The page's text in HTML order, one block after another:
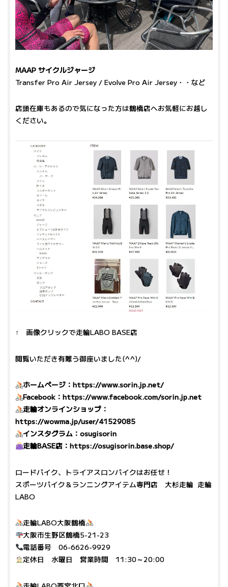
MAAP サイクルジャージ
Transfer Pro Air Jersey / Evolve Pro Air Jersey・・など
店頭在庫もあるので気になった方は鶴橋店へお気軽にお越し
ください。
↑ 画像クリックで走輪LABO BASE店
閲覧いただき有難う御座いました(^^)/
ホームページ：https://www.sorin.jp.net/
Facebook：https://www.facebook.com/sorin.jp.net
走輪オンラインショップ：
https://wowma.jp/user/41529085
インスタグラム：osugisorin
走輪BASE店：https://osugisorin.base.shop/
ロードバイク、トライアスロンバイクはお任せ！
スポーツバイク＆ランニングアイテム専門店 大杉走輪 走輪
LABO
走輪LABO大阪鶴橋
大阪市生野区鶴橋5-21-23
電話番号 06-6626-9929
定休日 水曜日 営業時間 11:30～20:00